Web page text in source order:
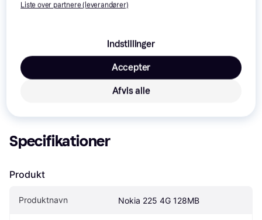
Nokia 225 4G 128MB
er den bedste pris lige nu hos 1 butik.
Sammenlign:
Nokia Mobiltelefoner
Specifikationer
Produkt
Produktnavn Nokia 225 4G 128MB
Liste over partnere (leverandører)
Indstillinger
Afvis alle
Accepter